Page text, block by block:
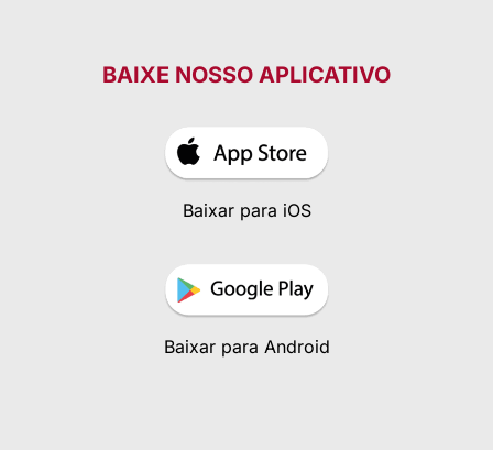
BAIXE NOSSO APLICATIVO
Baixar para iOS
Baixar para Android